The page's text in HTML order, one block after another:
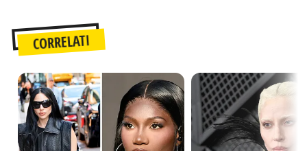
CORRELATI